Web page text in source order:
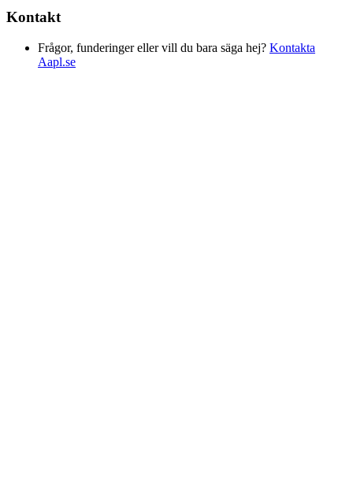
Kontakt
Frågor, funderinger eller vill du bara säga hej? Kontakta
Aapl.se